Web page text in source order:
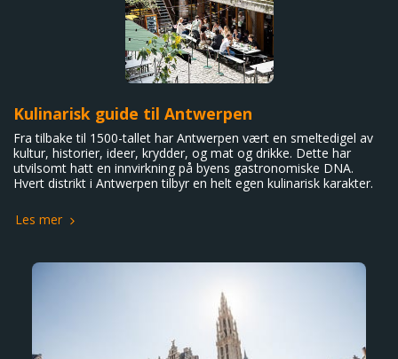
Kulinarisk guide til Antwerpen
Fra tilbake til 1500-tallet har Antwerpen vært en smeltedigel av
kultur, historier, ideer, krydder, og mat og drikke. Dette har
utvilsomt hatt en innvirkning på byens gastronomiske DNA.
Hvert distrikt i Antwerpen tilbyr en helt egen kulinarisk karakter.
Les mer